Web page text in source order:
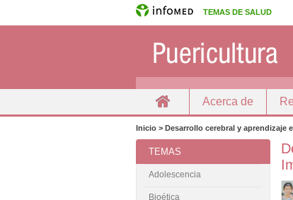
TEMAS DE SALUD
Acerca de
Docencia
Inicio > Desarrollo cerebral y aprendizaje
TEMAS
Adolescencia
Bioética